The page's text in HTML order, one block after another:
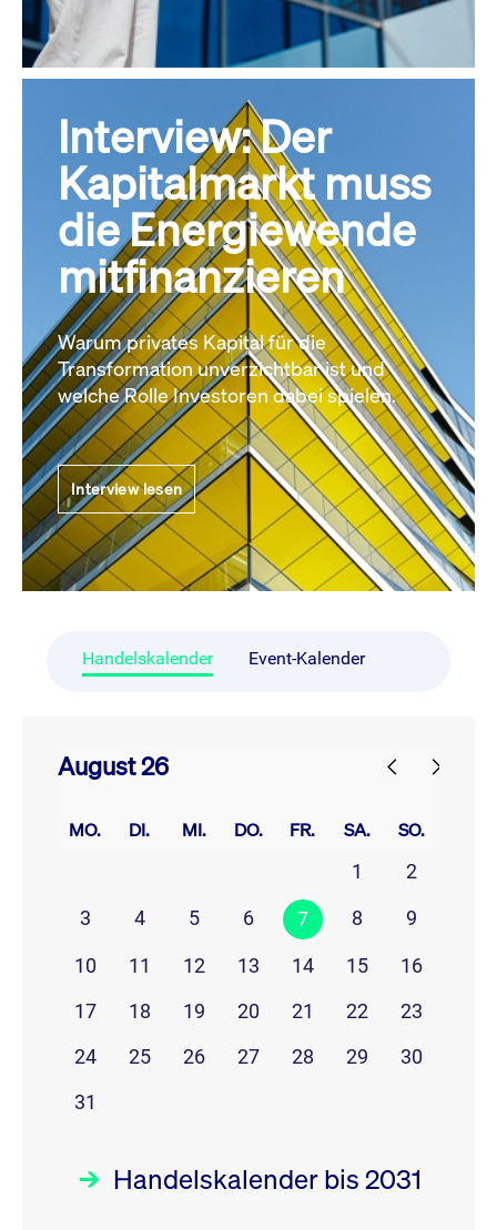
Interview: Der
Kapitalmarkt muss
die Energiewende
mitfinanzieren
Warum privates Kapital für die
Transformation unverzichtbar ist und
welche Rolle Investoren dabei spielen.
Interview lesen
Handelskalender Event-Kalender
August 26
MO. DI. MI. DO. FR. SA. SO.
1
2
3
4 5 6 7 8 9
10 11 12 13 14 15
16
17
18 19 20 21 22
23
24
25 26 27 28 29
30
31
Handelskalender bis 2031